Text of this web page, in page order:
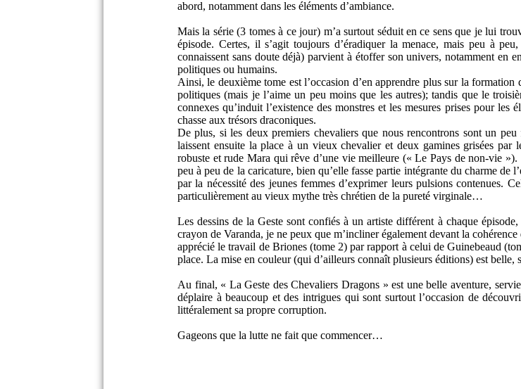
abord, notamment dans les éléments d’ambiance.
Mais la série (3 tomes à ce jour) m’a surtout séduit en ce sens que je lui
épisode. Certes, il s’agit toujours d’éradiquer la menace, mais peu à
connaissent sans doute déjà) parvient à étoffer son univers, notamment en
politiques ou humains.
Ainsi, le deuxième tome est l’occasion d’en apprendre plus sur la formation
politiques (mais je l’aime un peu moins que les autres); tandis que le
connexes qu’induit l’existence des monstres et les mesures prises pour les
chasse aux trésors draconiques.
De plus, si les deux premiers chevaliers que nous rencontrons sont un peu
laissent ensuite la place à un vieux chevalier et deux gamines grisées
robuste et rude Mara qui rêve d’une vie meilleure (« Le Pays de non-vie »).
peu à peu de la caricature, bien qu’elle fasse partie intégrante du charme de
par la nécessité des jeunes femmes d’exprimer leurs pulsions contenues.
particulièrement au vieux mythe très chrétien de la pureté virginale…
Les dessins de la Geste sont confiés à un artiste différent à chaque
crayon de Varanda, je ne peux que m’incliner également devant la cohérence
apprécié le travail de Briones (tome 2) par rapport à celui de Guinebeaud
place. La mise en couleur (qui d’ailleurs connaît plusieurs éditions) est belle,
Au final, « La Geste des Chevaliers Dragons » est une belle aventure,
déplaire à beaucoup et des intrigues qui sont surtout l’occasion de
littéralement sa propre corruption.
Gageons que la lutte ne fait que commencer…